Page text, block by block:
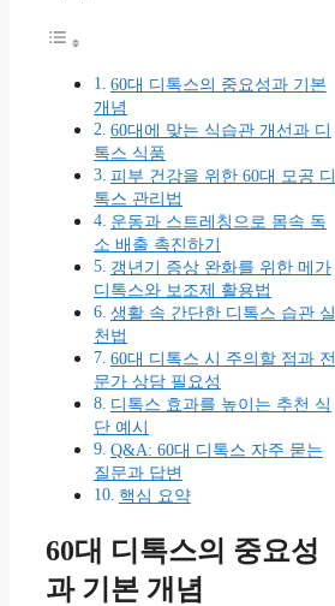
60대 디톡스의 중요성과 기본
개념
60대에 맞는 식습관 개선과 디
톡스 식품
피부 건강을 위한 60대 모공 디
톡스 관리법
운동과 스트레칭으로 몸속 독
소 배출 촉진하기
갱년기 증상 완화를 위한 메가
디톡스와 보조제 활용법
생활 속 간단한 디톡스 습관 실
천법
60대 디톡스 시 주의할 점과 전
문가 상담 필요성
디톡스 효과를 높이는 추천 식
단 예시
Q&A: 60대 디톡스 자주 묻는
질문과 답변
핵심 요약
60대 디톡스의 중요성
과 기본 개념